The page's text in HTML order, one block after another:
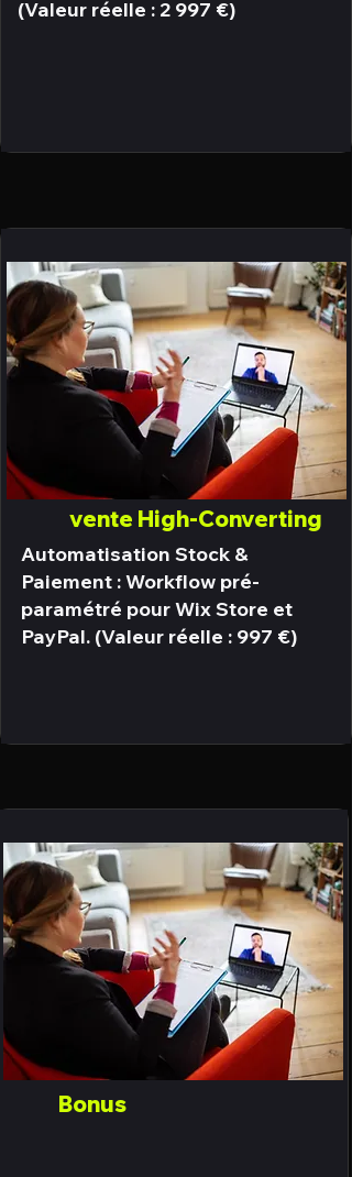
(Valeur réelle : 2 997 €)
vente High-Converting
Automatisation Stock &
Paiement : Workflow pré-
paramétré pour Wix Store et
PayPal. (Valeur réelle : 997 €)
Bonus